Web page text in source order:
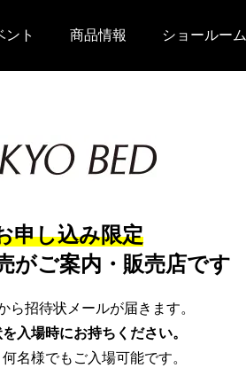
ント 商品情報 ショールーム
申し込み限定
がご案内・販売店です
ら招待状メールが届きます。
入場時にお持ちください。
名様でもご入場可能です。